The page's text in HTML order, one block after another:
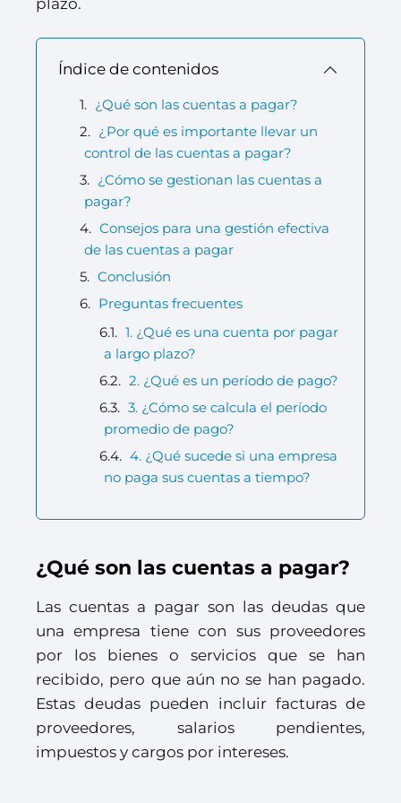
plazo.
Índice de contenidos
¿Qué son las cuentas a pagar?
¿Por qué es importante llevar un
control de las cuentas a pagar?
¿Cómo se gestionan las cuentas a
pagar?
Consejos para una gestión efectiva
de las cuentas a pagar
Conclusión
Preguntas frecuentes
1. ¿Qué es una cuenta por pagar
a largo plazo?
2. ¿Qué es un período de pago?
3. ¿Cómo se calcula el período
promedio de pago?
4. ¿Qué sucede si una empresa
no paga sus cuentas a tiempo?
¿Qué son las cuentas a pagar?
Las cuentas a pagar son las deudas que
una empresa tiene con sus proveedores
por los bienes o servicios que se han
recibido, pero que aún no se han pagado.
Estas deudas pueden incluir facturas de
proveedores, salarios pendientes,
impuestos y cargos por intereses.